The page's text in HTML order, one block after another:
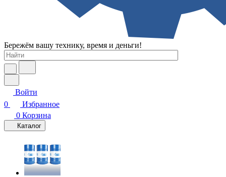
Бережём вашу технику, время и деньги!
Войти
0
Избранное
0 Корзина
Каталог